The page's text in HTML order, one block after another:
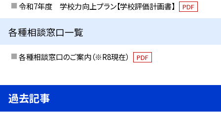
令和7年度 学校力向上プラン【学校評価計画書】 PDF
各種相談窓口一覧
各種相談窓口のご案内（※R8現在） PDF
過去記事